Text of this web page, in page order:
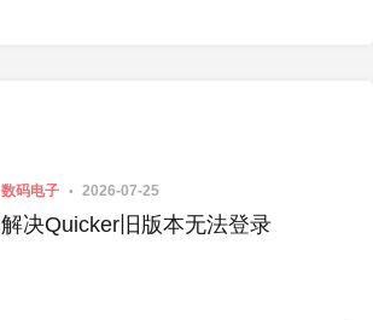
数码电子 2026-07-25
解决Quicker旧版本无法登录